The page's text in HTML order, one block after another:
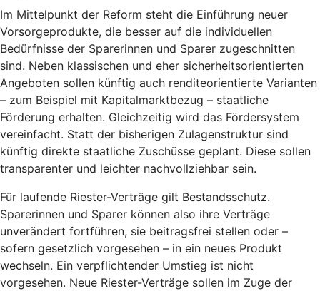
Im Mittelpunkt der Reform steht die Einführung neuer
Vorsorgeprodukte, die besser auf die individuellen
Bedürfnisse der Sparerinnen und Sparer zugeschnitten
sind. Neben klassischen und eher sicherheitsorientierten
Angeboten sollen künftig auch renditeorientierte Varianten
– zum Beispiel mit Kapitalmarktbezug – staatliche
Förderung erhalten. Gleichzeitig wird das Fördersystem
vereinfacht. Statt der bisherigen Zulagenstruktur sind
künftig direkte staatliche Zuschüsse geplant. Diese sollen
transparenter und leichter nachvollziehbar sein.
Für laufende Riester-Verträge gilt Bestandsschutz.
Sparerinnen und Sparer können also ihre Verträge
unverändert fortführen, sie beitragsfrei stellen oder –
sofern gesetzlich vorgesehen – in ein neues Produkt
wechseln. Ein verpflichtender Umstieg ist nicht
vorgesehen. Neue Riester-Verträge sollen im Zuge der